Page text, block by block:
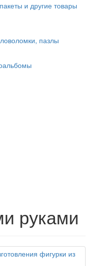
и другие товары
пазлы
руками
фигурки из